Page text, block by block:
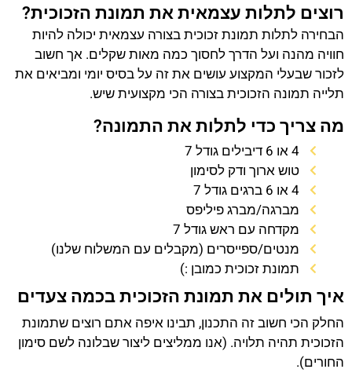
רוצים לתלות עצמאית את תמונת הזכוכית?
הבחירה לתלות תמונת זכוכית בצורה עצמאית יכולה להיות
חוויה מהנה ועל הדרך לחסוך כמה מאות שקלים. אך חשוב
לזכור שבעלי המקצוע עושים את זה על בסיס יומי ומביאים את
תלייה תמונה הזכוכית בצורה הכי מקצועית שיש.
מה צריך כדי לתלות את התמונה?
4 או 6 דיבילים גודל 7
טוש ארוך ודק לסימון
4 או 6 ברגים גודל 7
מברגה/מברג פיליפס
מקדחה עם ראש גודל 7
מנטים/ספייסרים (מקבלים עם המשלוח שלנו)
תמונת זכוכית כמובן :)
איך תולים את תמונת הזכוכית בכמה צעדים
החלק הכי חשוב זה התכנון, תבינו איפה אתם רוצים שתמונת
הזכוכית תהיה תלויה. (אנו ממליצים ליצור שבלונה לשם סימון
החורים).